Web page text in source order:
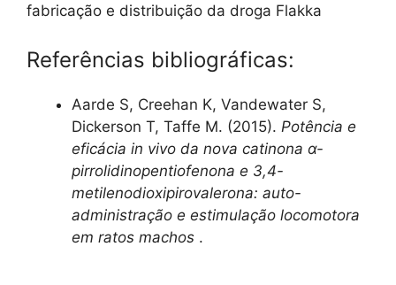
fabricação e distribuição da droga Flakka
Referências bibliográficas:
Aarde S, Creehan K, Vandewater S,
Dickerson T, Taffe M. (2015). Potência e
eficácia in vivo da nova catinona α-
pirrolidinopentiofenona e 3,4-
metilenodioxipirovalerona: auto-
administração e estimulação locomotora
em ratos machos .